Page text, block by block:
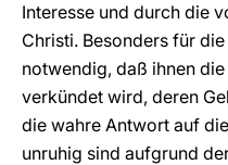
Interesse und durch die
Christi. Besonders für
notwendig, daß ihnen
verkündet wird, deren
die wahre Antwort auf
unruhig sind aufgrund